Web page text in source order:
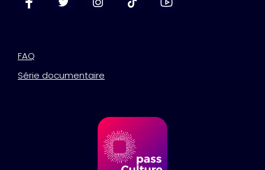
FAQ
Série documentaire